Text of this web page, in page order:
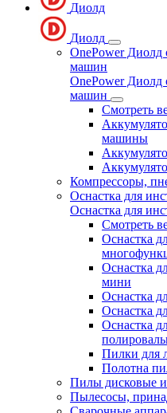
Диолд
Диолд
OnePower Диолд
машин
OnePower Диолд
машин
Смотреть
машины
Компрессоры,
Оснастка для
Оснастка для
Смотреть
Оснастка
Оснастка
мини
Оснастка
Оснастка
Оснастка
Пилки для
Полотна
Пилы дисковые
Пылесосы,